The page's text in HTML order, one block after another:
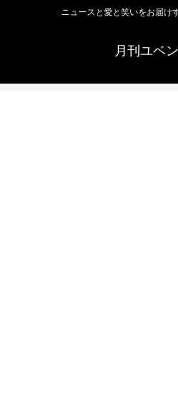
ニュースと愛と笑いをお届け
月刊ユベ